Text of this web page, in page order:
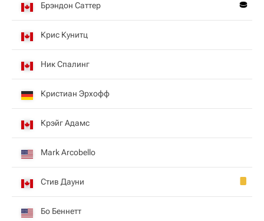
Брэндон Саттер
Крис Кунитц
Ник Спалинг
Кристиан Эрхофф
Крэйг Адамс
Mark Arcobello
Стив Дауни
Бо Беннетт